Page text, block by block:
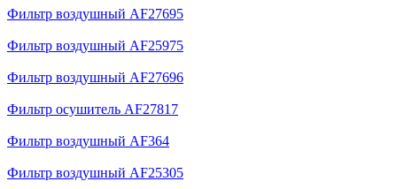
Фильтр воздушный AF27695
Фильтр воздушный AF25975
Фильтр воздушный AF27696
Фильтр осушитель AF27817
Фильтр воздушный AF364
Фильтр воздушный AF25305